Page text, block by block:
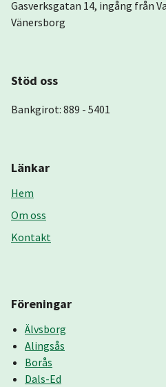
Gasverksgatan 14, ingång från
Vänersborg
Stöd oss
Bankgirot: 889 - 5401
Länkar
Hem
Om oss
Kontakt
Föreningar
Älvsborg
Alingsås
Borås
Dals-Ed